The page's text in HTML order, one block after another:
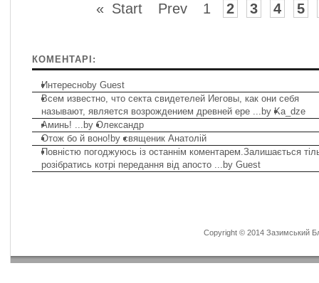
« Start Prev 1 2 3 4 5
КОМЕНТАРІ:
Интересноby Guest
Всем известно, что секта свидетелей Иеговы, как они себя
называют, является возрождением древней ере ... by Ka_dze
Аминь! ... by Олександр
Отож бо й воно! by священик Анатолій
Повністю погоджуюсь із останнім коментарем.Залишається
розібратись котрі передання від апосто ... by Guest
Copyright © 2014 Зазимський